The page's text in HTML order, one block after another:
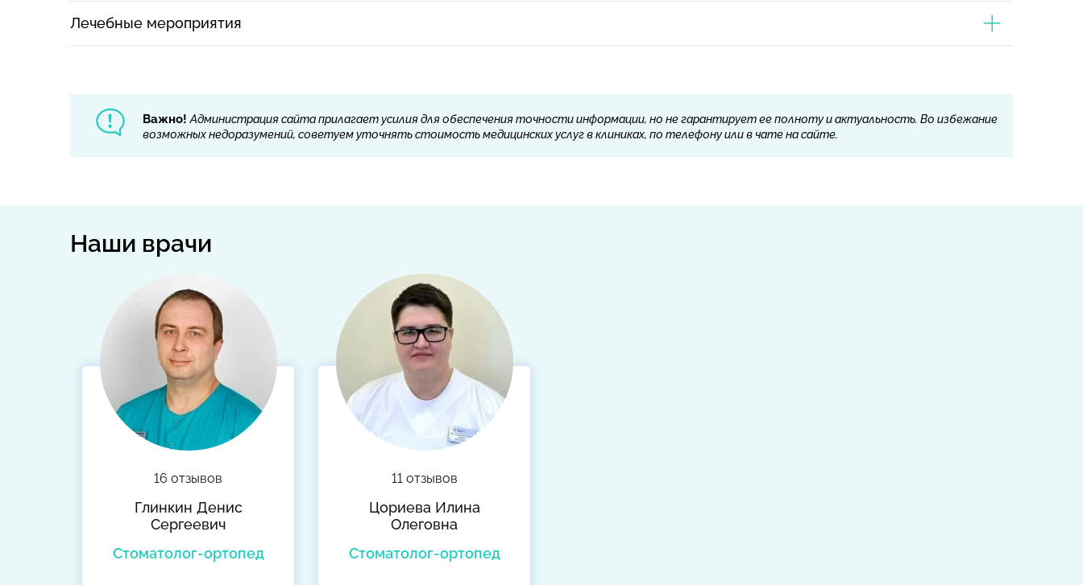
Лечебные мероприятия
Важно! Администрация сайта прилагает усилия для обеспечения точности информации, но не гарантирует ее полноту и актуальность. Во избежание
возможных недоразумений, советуем уточнять стоимость медицинских услуг в клиниках, по телефону или в чате на сайте.
Наши врачи
16 отзывов
Глинкин Денис
Сергеевич
Стоматолог-ортопед
11 отзывов
Цориева Илина
Олеговна
Стоматолог-ортопед